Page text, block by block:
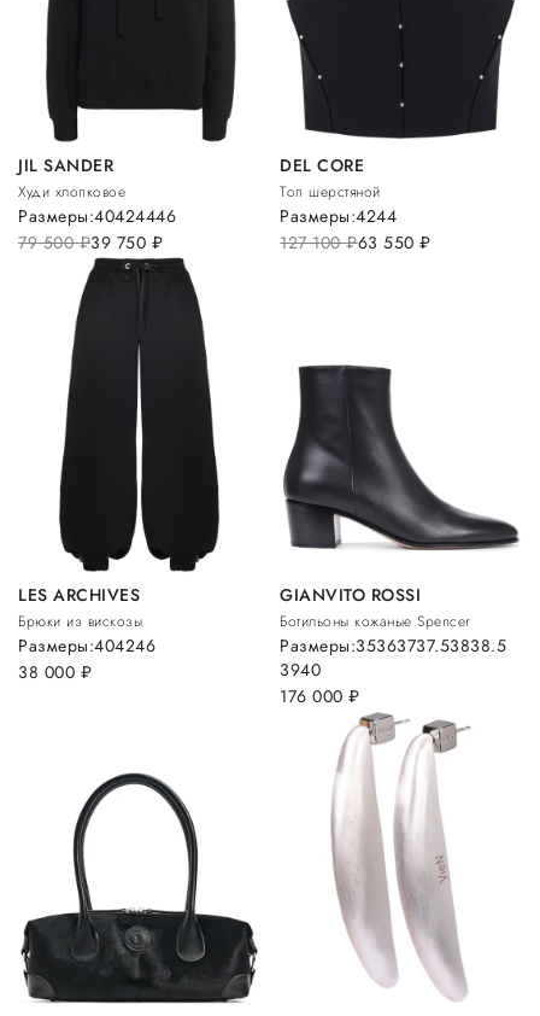
JIL SANDER
Худи хлопковое
79 500руб.39 750 руб.
Размеры:40424446
DEL CORE
Топ шерстяной
127 100руб.63 550руб.
Размеры:4244
LES ARCHIVES
Брюки из вискозы
38 000 руб.
Размеры:404246
GIANVITO ROSSI
Ботильоны кожаные Spencer
176 000руб.
Размеры:35363737.53838.5
3940